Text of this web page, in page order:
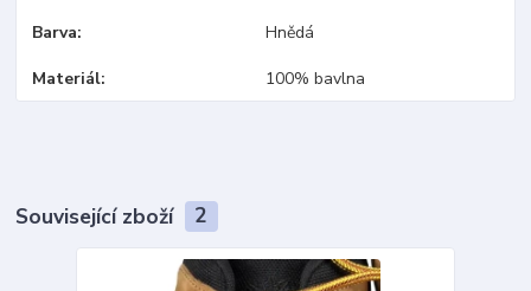
Barva Hnědá
Materiál 100% bavlna
Související zboží 2